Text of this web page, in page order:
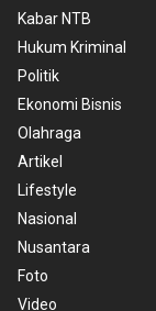
Kabar NTB
Hukum Kriminal
Politik
Ekonomi Bisnis
Olahraga
Artikel
Lifestyle
Nasional
Nusantara
Foto
Video